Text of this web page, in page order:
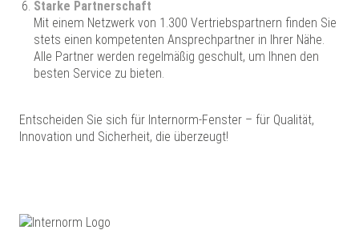
Starke Partnerschaft
Mit einem Netzwerk von 1.300 Vertriebspartnern finden Sie
stets einen kompetenten Ansprechpartner in Ihrer Nähe.
Alle Partner werden regelmäßig geschult, um Ihnen den
besten Service zu bieten.
Entscheiden Sie sich für Internorm-Fenster – für Qualität,
Innovation und Sicherheit, die überzeugt!